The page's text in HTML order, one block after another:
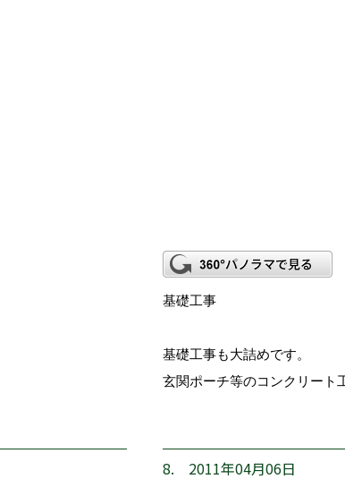
基礎工事
基礎工事も大詰めです。
玄関ポーチ等のコンクリート
8. 2011年04月06日